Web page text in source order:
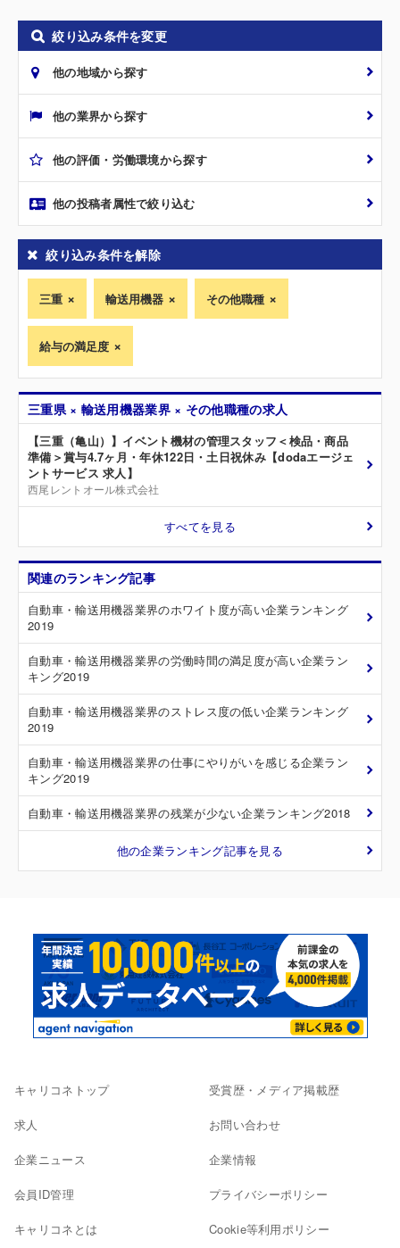
絞り込み条件を変更
他の地域から探す
他の業界から探す
他の評価・労働環境から探す
他の投稿者属性で絞り込む
絞り込み条件を解除
三重 輸送用機器 その他職種
給与の満足度
三重県 × 輸送用機器業界 × その他職種の求人
【三重（亀山）】イベント機材の管理スタッフ＜検品・商品
準備＞賞与4.7ヶ月・年休122日・土日祝休み【dodaエージェ
ントサービス 求人】
西尾レントオール株式会社
すべてを見る
関連のランキング記事
自動車・輸送用機器業界のホワイト度が高い企業ランキング
2019
自動車・輸送用機器業界の労働時間の満足度が高い企業ラン
キング2019
自動車・輸送用機器業界のストレス度の低い企業ランキング
2019
自動車・輸送用機器業界の仕事にやりがいを感じる企業ラン
キング2019
自動車・輸送用機器業界の残業が少ない企業ランキング2018
他の企業ランキング記事を見る
キャリコネトップ
求人
企業ニュース
会員ID管理
キャリコネとは
受賞歴・メディア掲載歴
お問い合わせ
企業情報
プライバシーポリシー
Cookie等利用ポリシー